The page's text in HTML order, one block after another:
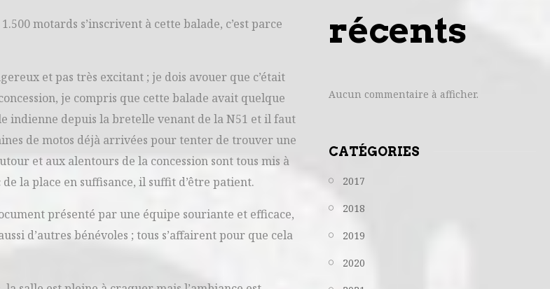
motards s’inscrivent à cette balade, c’est parce
et pas très excitant ; je dois avouer que c’était
je compris que cette balade avait quelque
indienne depuis la bretelle venant de la N51 et il faut
de motos déjà arrivées pour tenter de trouver une
et aux alentours de la concession sont tous mis à
la place en suffisance, il suffit d’être patient.
présenté par une équipe souriante et efficace,
d’autres bénévoles ; tous s’affairent pour que cela
récents
Aucun commentaire à afficher.
CATÉGORIES
2017
2018
2019
2020